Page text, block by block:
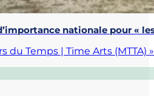
nationale pour «
du Temps | Time Arts